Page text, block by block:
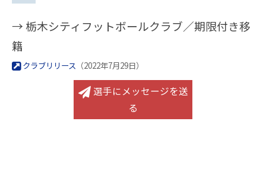
k
→ 栃木シティフットボールクラブ／期限付き移
籍
クラブリリース （2022年7月29日）
選手にメッセージを送
る